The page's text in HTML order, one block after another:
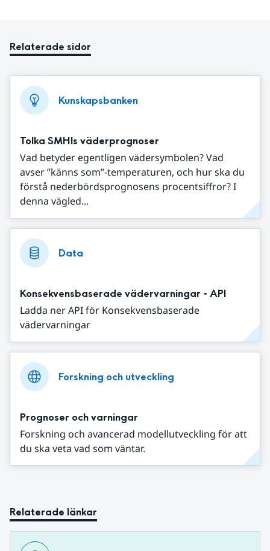
Relaterade sidor
Kunskapsbanken
Tolka SMHIs väderprognoser
Vad betyder egentligen vädersymbolen? Vad
avser ”känns som”-temperaturen, och hur ska du
förstå nederbördsprognosens procentsiffror? I
denna vägled...
Data
Konsekvensbaserade vädervarningar - API
Ladda ner API för Konsekvensbaserade
vädervarningar
Forskning och utveckling
Prognoser och varningar
Forskning och avancerad modellutveckling för att
du ska veta vad som väntar.
Relaterade länkar